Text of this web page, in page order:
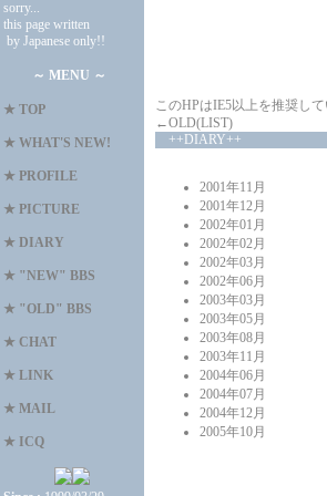
sorry...
this page written
by Japanese only!!
～ MENU ～
★ TOP
★ WHAT'S NEW!
★ PROFILE
★ PICTURE
★ DIARY
★ "NEW" BBS
★ "OLD" BBS
★ CHAT
★ LINK
★ MAIL
★ ICQ
このHPはIE5以上を推奨し
←OLD(LIST)
++DIARY++
2001年11月
2001年12月
2002年01月
2002年02月
2002年03月
2002年06月
2003年03月
2003年05月
2003年08月
2003年11月
2004年06月
2004年07月
2004年12月
2005年10月